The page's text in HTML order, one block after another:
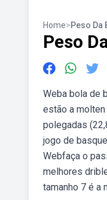
Home>Peso Da
Peso
Weba bola de
estão a
polegadas
jogo de
Webfaça o
melhores
tamanho 7 é a